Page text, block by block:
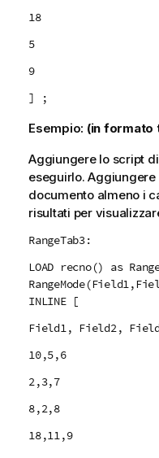
18
5
9
] ;
Esempio: (in formato
Aggiungere lo script
eseguirlo.
documento almeno i
risultati per
RangeTab3:
LOAD recno() as
INLINE [
Field1, Field2,
10,5,6
2,3,7
8,2,8
18,11,9